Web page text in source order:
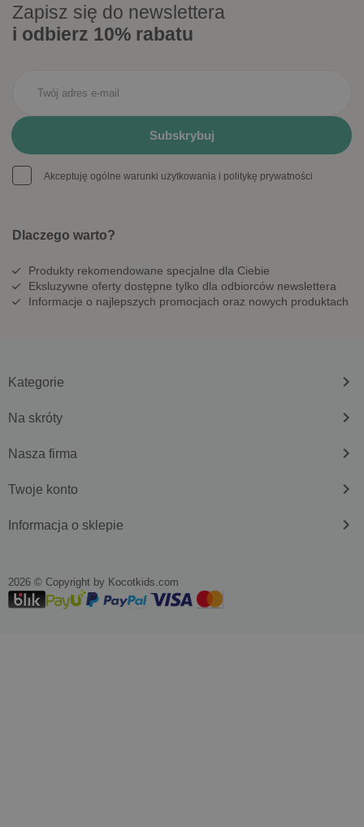
Zapisz się do newslettera
i odbierz 10% rabatu
Akceptuję ogólne warunki użytkowania i politykę prywatności
Dlaczego warto?
Produkty rekomendowane specjalne dla Ciebie
Eksluzywne oferty dostępne tylko dla odbiorców newslettera
Informacje o najlepszych promocjach oraz nowych produktach
Kategorie keyboard_arrow_right
Na skróty keyboard_arrow_right
Nasza firma keyboard_arrow_right
Twoje konto keyboard_arrow_right
Informacja o sklepie keyboard_arrow_right
2026 © Copyright by kocotkids.com